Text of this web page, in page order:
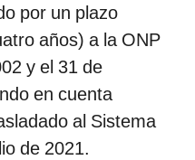
por un plazo
años) a la ONP
y el 31 de
en cuenta
al Sistema
de 2021.